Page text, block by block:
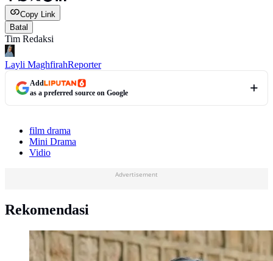
Copy Link
Batal
Tim Redaksi
Layli MaghfirahReporter
Add
as a preferred source on Google
film drama
Mini Drama
Vidio
Advertisement
Rekomendasi